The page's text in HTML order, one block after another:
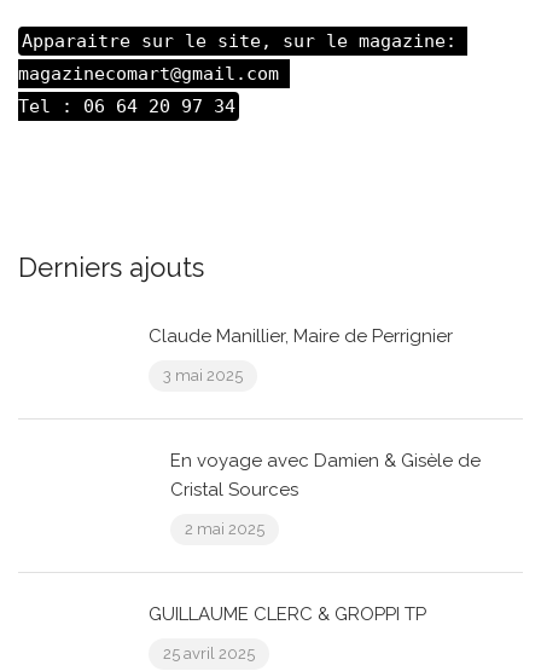
Apparaitre sur le site, sur le magazine:
magazinecomart@gmail.com
Tel : 06 64 20 97 34
Derniers ajouts
Claude Manillier, Maire de Perrignier
3 mai 2025
En voyage avec Damien & Gisèle de
Cristal Sources
2 mai 2025
GUILLAUME CLERC & GROPPI TP
25 avril 2025